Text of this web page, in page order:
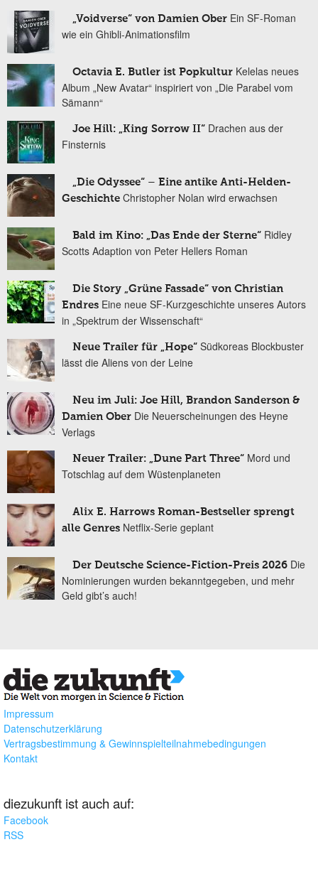
„Voidverse“ von Damien Ober Ein SF-Roman
wie ein Ghibli-Animationsfilm
Octavia E. Butler ist Popkultur Kelelas neues
Album „New Avatar“ inspiriert von „Die Parabel vom
Sämann“
Joe Hill: „King Sorrow II“ Drachen aus der
Finsternis
„Die Odyssee“ – Eine antike Anti-Helden-
Geschichte Christopher Nolan wird erwachsen
Bald im Kino: „Das Ende der Sterne“ Ridley
Scotts Adaption von Peter Hellers Roman
Die Story „Grüne Fassade“ von Christian
Endres Eine neue SF-Kurzgeschichte unseres Autors
in „Spektrum der Wissenschaft“
Neue Trailer für „Hope“ Südkoreas Blockbuster
lässt die Aliens von der Leine
Neu im Juli: Joe Hill, Brandon Sanderson &
Damien Ober Die Neuerscheinungen des Heyne
Verlags
Neuer Trailer: „Dune Part Three“ Mord und
Totschlag auf dem Wüstenplaneten
Alix E. Harrows Roman-Bestseller sprengt
alle Genres Netflix-Serie geplant
Der Deutsche Science-Fiction-Preis 2026 Die
Nominierungen wurden bekanntgegeben, und mehr
Geld gibt’s auch!
Impressum
Datenschutzerklärung
Vertragsbestimmung & Gewinnspielteilnahmebedingungen
Kontakt
diezukunft ist auch auf:
Facebook
RSS